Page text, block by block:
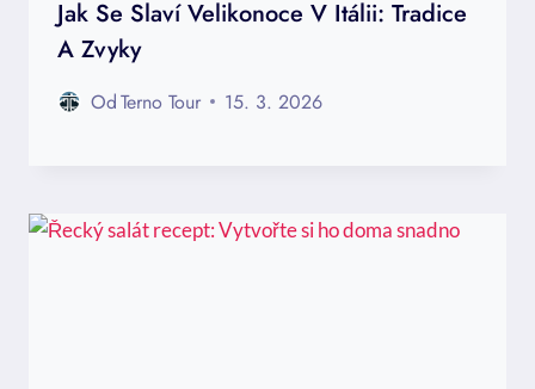
Jak Se Slaví Velikonoce V Itálii: Tradice
A Zvyky
OdTerno Tour 15. 3. 2026